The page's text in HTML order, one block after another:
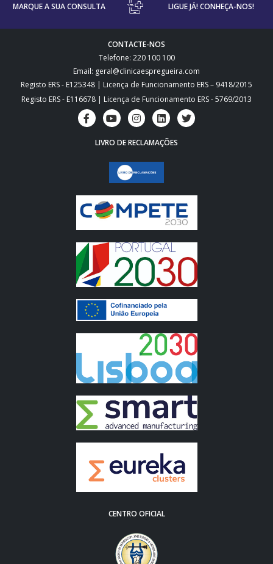
MARQUE A SUA CONSULTA LIGUE JÁ! CONHEÇA-NOS!
CONTACTE-NOS
Telefone: 220 100 100
Email: geral@clinicaespregueira.com
Registo ERS - E125348 | Licença de Funcionamento ERS – 9418/2015
Registo ERS - E116678 | Licença de Funcionamento ERS - 5769/2013
LIVRO DE RECLAMAÇÕES
CENTRO OFICIAL